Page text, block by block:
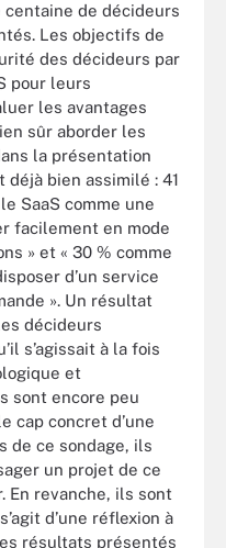
centaine de décideurs
Les objectifs de
des décideurs par
pour leurs
les avantages
sûr aborder les
la présentation
bien assimilé : 41
SaaS comme une
facilement en mode
» et « 30 % comme
d’un service
». Un résultat
décideurs
s’agissait à la fois
et
sont encore peu
cap concret d’une
de ce sondage, ils
un projet de ce
En revanche, ils sont
d’une réflexion à
résultats présentés